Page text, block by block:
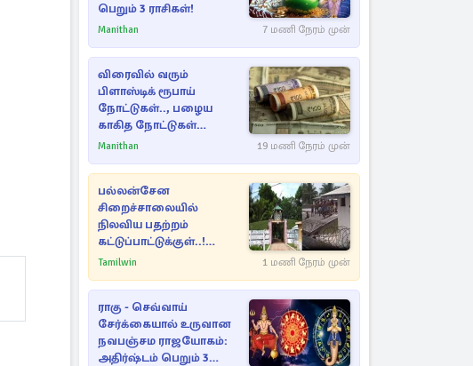
பெறும் 3 ராசிகள்!
Manithan 7 மணி நேரம் முன்
விரைவில் வரும்
பிளாஸ்டிக் ரூபாய்
நோட்டுகள்.., பழைய
காகித நோட்டுகள்
செல்லுமா?
Manithan 19 மணி நேரம் முன்
பல்லன்சேன
சிறைச்சாலையில்
நிலவிய பதற்றம்
கட்டுப்பாட்டுக்குள்..!
அதிரடியாக களமிறங்கிய
Tamilwin 1 மணி நேரம் முன்
ராகு - செவ்வாய்
சேர்க்கையால் உருவான
நவபஞ்சம ராஜயோகம்:
அதிர்ஷ்டம் பெறும் 3